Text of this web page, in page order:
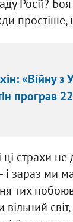
Росії?
простіше,
«Війну з
програв
ці страхи
і зараз ми
тих
вільний